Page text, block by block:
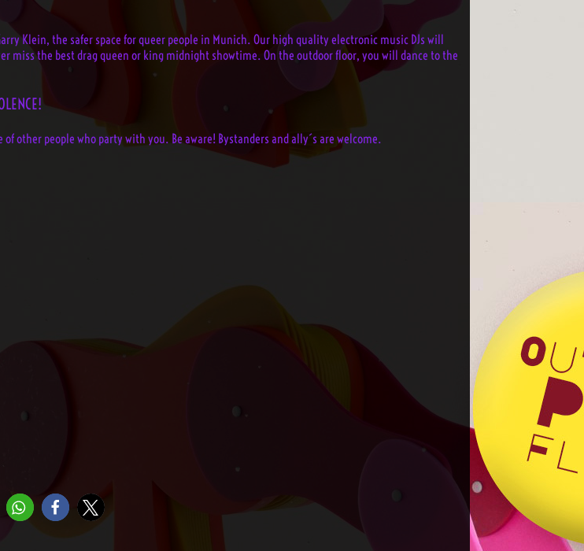
Klein, the safer space for queer people in Munich. Our high quality electronic music DJs will
miss the best drag queen or king midnight showtime. On the outdoor floor, you will dance to the
other people who party with you. Be aware! Bystanders and ally´s are welcome.